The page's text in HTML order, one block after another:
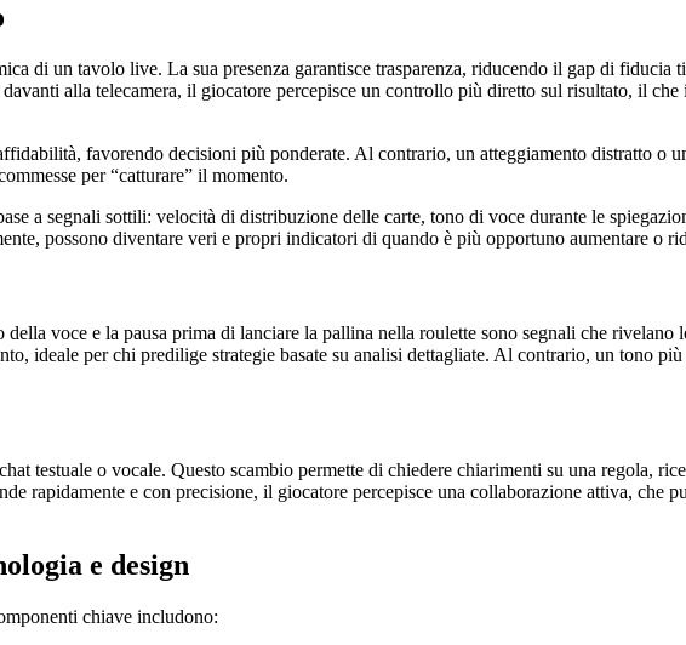
di un tavolo live. La sua presenza garantisce trasparenza, riducendo il gap di
alla telecamera, il giocatore percepisce un controllo più diretto sul risultato, il
favorendo decisioni più ponderate. Al contrario, un atteggiamento distratto o
per “catturare” il momento.
a segnali sottili: velocità di distribuzione delle carte, tono di voce durante le
possono diventare veri e propri indicatori di quando è più opportuno aumentare o
voce e la pausa prima di lanciare la pallina nella roulette sono segnali che rivelano
ideale per chi predilige strategie basate su analisi dettagliate. Al contrario, un tono
testuale o vocale. Questo scambio permette di chiedere chiarimenti su una regola,
rapidamente e con precisione, il giocatore percepisce una collaborazione attiva, che
e design
chiave includono: